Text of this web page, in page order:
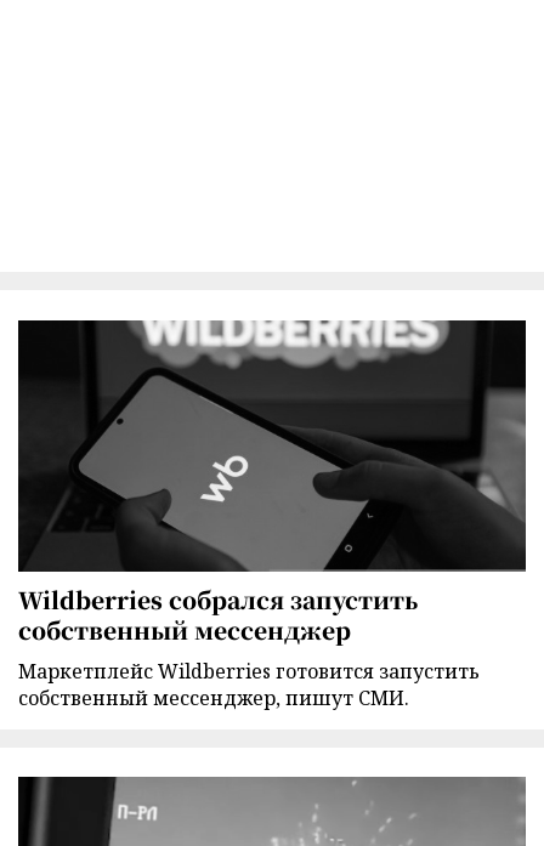
Wildberries собрался запустить
собственный мессенджер
Маркетплейс Wildberries готовится запустить
собственный мессенджер, пишут СМИ.